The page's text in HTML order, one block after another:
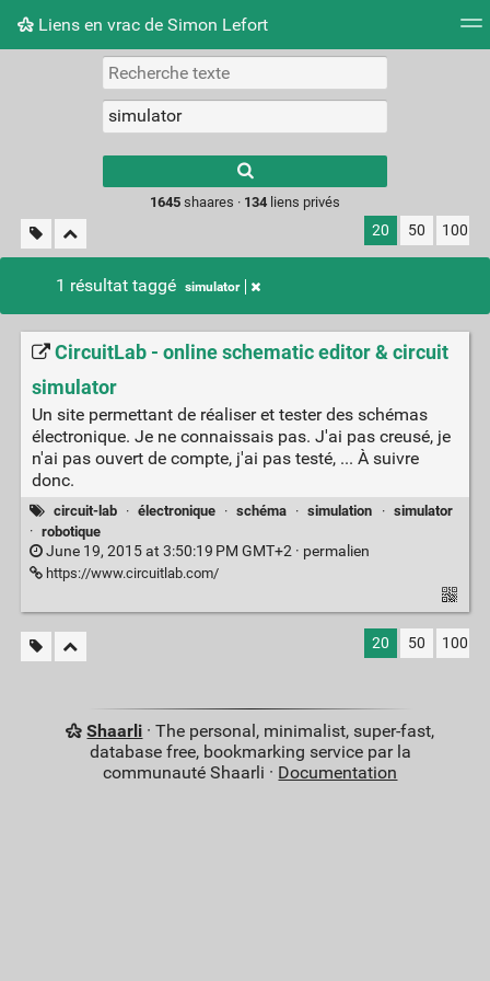
Liens en vrac de Simon Lefort
Nuage de tags Mur d'images
results.
1645shaares · 134liens privés
20 50 100
1 résultat taggé simulator
CircuitLab - online schematic editor & circuit
simulator
Un site permettant de réaliser et tester des schémas
électronique. Je ne connaissais pas. J'ai pas creusé, je
n'ai pas ouvert de compte, j'ai pas testé, ... À suivre
donc.
circuit-lab · électronique · schéma · simulation · simulator
· robotique
June 19, 2015 at 3:50:19 PM GMT+2 · permalien
https://www.circuitlab.com/
20 50 100
Shaarli · The personal, minimalist, super-fast,
database free, bookmarking service par la
communauté Shaarli · Documentation